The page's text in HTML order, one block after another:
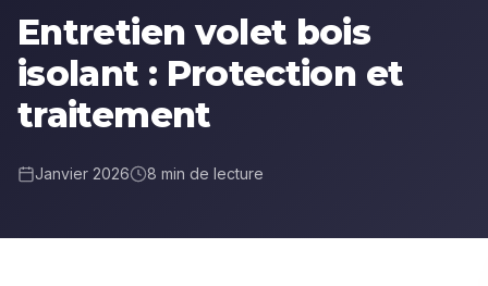
Entretien volet bois
isolant : Protection et
traitement
Janvier 2026 8 min de lecture